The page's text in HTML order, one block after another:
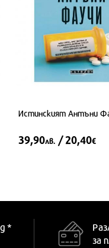
Истинският Антъни
39,90лв. / 20,40€
*
за